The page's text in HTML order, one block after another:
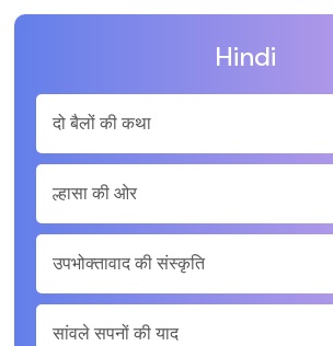
Hindi
दो बैलों की कथा
ल्हासा की ओर
उपभोक्तावाद की संस्कृति
सांवले सपनों की याद